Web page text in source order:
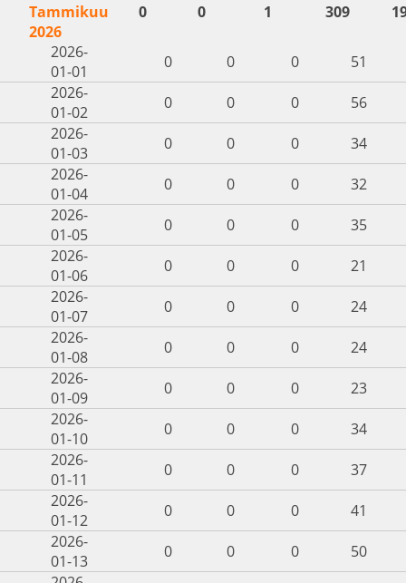
Tammikuu
2026
0 0 1 309
2026-
01-01
0 0 0
51
2026-
01-02
0 0 0
56
2026-
01-03
0 0 0
34
2026-
01-04
0 0 0
32
2026-
01-05
0 0 0
35
2026-
01-06
0 0 0
21
2026-
01-07
0 0 0
24
2026-
01-08
0 0 0
24
2026-
01-09
0 0 0
23
2026-
01-10
0 0 0
34
2026-
01-11
0 0 0
37
2026-
01-12
0 0 0
41
2026-
01-13
0 0 0
50